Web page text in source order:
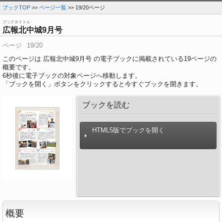
ブックTOP >> ページ一覧 >> 19/20ページ
ブックタイトル
広報北中城9月号
ページ
19/20
このページは 広報北中城9月号 の電子ブックに掲載されている19ページの
概要です。
6秒後に電子ブックの対象ページへ移動します。
「ブックを開く」ボタンをクリックすると今すぐブックを開きます。
ブックを読む
HTML5版でブックを開く
概要